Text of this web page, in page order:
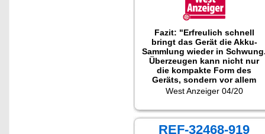
Fazit: "Erfreulich schnell
bringt das Gerät die Akku-
Sammlung wieder in
Überzeugen kann nicht nur
die kompakte Form des
Geräts, sondern vor allem
auch die gut erkennbare
Einzelschacht-Überwachung."
West Anzeiger 04/20
REF-32468-919